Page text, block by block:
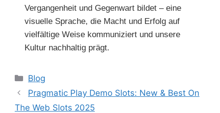
Vergangenheit und Gegenwart bildet – eine
visuelle Sprache, die Macht und Erfolg auf
vielfältige Weise kommuniziert und unsere
Kultur nachhaltig prägt.
Blog
Pragmatic Play Demo Slots: New & Best On
The Web Slots 2025